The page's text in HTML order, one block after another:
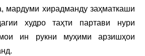
мардуми хирадманду заҳматкаши
худро таҳти партави нури
ин рукни муҳими арзишҳои